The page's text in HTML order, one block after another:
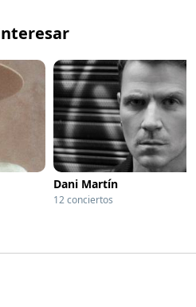
Dani Martín
12 conciertos